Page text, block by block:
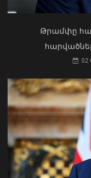
ՀՀ-ն և
բացել կայուն և
խաղաղության
Կովկասում ԵՄ
ներկայացուցիչ
08 Օգոստոս, 2026 22:11
Կաթողիկոսը պետք
կանգնի, եթե
արտաքին
դարձել.
07 Օգոստոս, 2026
Թրամփը
02